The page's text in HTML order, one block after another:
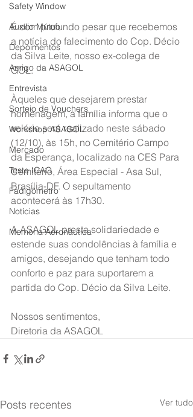
Safety Window
Auxílio Mútuo
Depoimentos
Amigo da ASAGOL
Entrevista
Sorteio de Vouchers
Workshop ASAGOL
Mercado
Teste ICAO
Fadigômetro
Notícias
Memória Aeronáutica
É com profundo pesar que recebemos
a notícia do falecimento do Cop. Décio
da Silva Leite, nosso ex-colega de
GOL.
Àqueles que desejarem prestar
homenagem, a família informa que o
velório será realizado neste sábado
(12/10), às 15h, no Cemitério Campo
da Esperança, localizado na CES Para
Cemitério, Área Especial - Asa Sul,
Brasília-DF. O sepultamento
acontecerá às 17h30.
A ASAGOL presta solidariedade e
estende suas condolências à família e
amigos, desejando que tenham todo
conforto e paz para suportarem a
partida do Cop. Décio da Silva Leite.
Nossos sentimentos,
Diretoria da ASAGOL
Posts recentes Ver tudo